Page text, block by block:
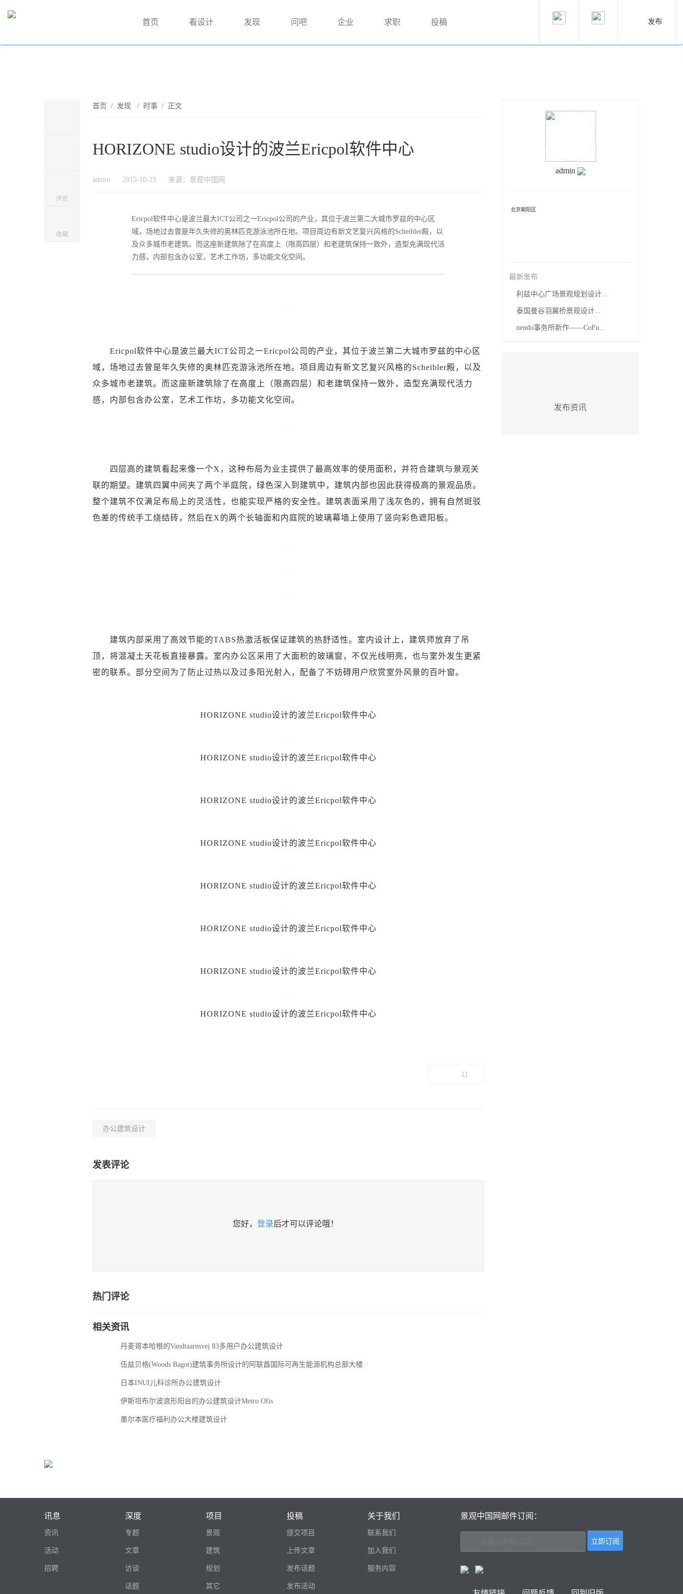
首页 看设计 发现 问吧 企业 求职 投稿 发布
评论
收藏
首页 /发现 / 时事 / 正文
HORIZONE studio设计的波兰Ericpol软件中心
admin 2015-10-23 来源：景观中国网
Ericpol软件中心是波兰最大ICT公司之一Ericpol公司的产业，其位于波兰第二大城市罗兹的中心区
域，场地过去曾是年久失修的奥林匹克游泳池所在地。项目周边有新文艺复兴风格的Scheibler殿，以
及众多城市老建筑。而这座新建筑除了在高度上（限高四层）和老建筑保持一致外，造型充满现代活
力感，内部包含办公室，艺术工作坊，多功能文化空间。
Ericpol软件中心是波兰最大ICT公司之一Ericpol公司的产业，其位于波兰第二大城市罗兹的中心区
域，场地过去曾是年久失修的奥林匹克游泳池所在地。项目周边有新文艺复兴风格的Scheibler殿，以及
众多城市老建筑。而这座新建筑除了在高度上（限高四层）和老建筑保持一致外，造型充满现代活力
感，内部包含办公室，艺术工作坊，多功能文化空间。
四层高的建筑看起来像一个X，这种布局为业主提供了最高效率的使用面积，并符合建筑与景观关
联的期望。建筑四翼中间夹了两个半庭院，绿色深入到建筑中，建筑内部也因此获得极高的景观品质。
整个建筑不仅满足布局上的灵活性，也能实现严格的安全性。建筑表面采用了浅灰色的，拥有自然斑驳
色差的传统手工烧结砖，然后在X的两个长轴面和内庭院的玻璃幕墙上使用了竖向彩色遮阳板。
建筑内部采用了高效节能的TABS热激活板保证建筑的热舒适性。室内设计上，建筑师放弃了吊
顶，将混凝土天花板直接暴露。室内办公区采用了大面积的玻璃窗，不仅光线明亮，也与室外发生更紧
密的联系。部分空间为了防止过热以及过多阳光射入，配备了不妨碍用户欣赏室外风景的百叶窗。
HORIZONE studio设计的波兰Ericpol软件中心
HORIZONE studio设计的波兰Ericpol软件中心
HORIZONE studio设计的波兰Ericpol软件中心
HORIZONE studio设计的波兰Ericpol软件中心
HORIZONE studio设计的波兰Ericpol软件中心
HORIZONE studio设计的波兰Ericpol软件中心
HORIZONE studio设计的波兰Ericpol软件中心
HORIZONE studio设计的波兰Ericpol软件中心
11
办公建筑设计
发表评论
您好， 登录后才可以评论哦！
热门评论
相关资讯
丹麦哥本哈根的Vandtaarnsvej 83多用户办公建筑设计
伍兹贝格(Woods Bagot)建筑事务所设计的阿联酋国际可再生能源机构总部大楼
日本INUI儿科诊所办公建筑设计
伊斯坦布尔波浪形阳台的办公建筑设计Metro Ofis
墨尔本医疗福利办公大楼建筑设计
admin
北京朝阳区
最新发布
利兹中心广场景观规划设计...
泰国曼谷羽翼桥景观设计...
nendo事务所新作——CoFu...
发布资讯
讯息
资讯
活动
招聘
深度
专题
文章
访谈
话题
项目
景观
建筑
规划
其它
投稿
提交项目
上传文章
发布话题
发布活动
关于我们
联系我们
加入我们
服务内容
景观中国网邮件订阅：